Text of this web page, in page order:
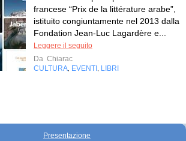
francese “Prix de la littérature arabe”,
istituito congiuntamente nel 2013 dalla
Fondation Jean-Luc Lagardère e...
Leggere il seguito
Da Chiarac
CULTURA EVENTI LIBRI
Presentazione